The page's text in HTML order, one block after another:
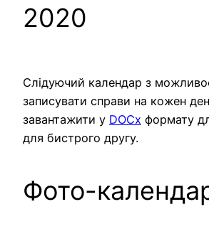
2020
Слідуючий календар з
записувати справи на кожен
завантажити у DOCx формату
для бистрого другу.
Фото-